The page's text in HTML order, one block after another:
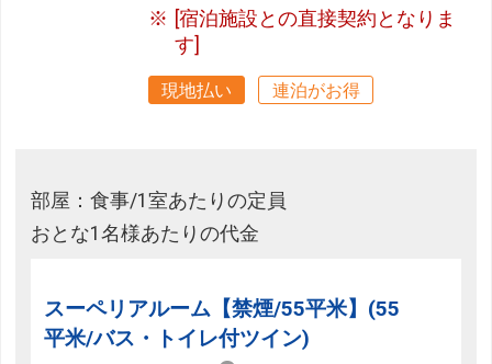
[宿泊施設との直接契約となりま
す]
現地払い 連泊がお得
部屋：食事/1室あたりの定員
おとな1名様あたりの代金
スーペリアルーム【禁煙/55平米】(55
平米/バス・トイレ付ツイン)